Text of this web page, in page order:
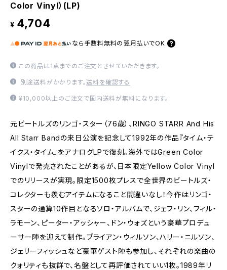
Color Vinyl）(LP)
¥ 4,704
なら 手数料無料の 翌月払いでOK
この商品は1点までのご注文とさせていただきます。
別途送料がかかります。送料を確認する
¥10,000以上のご注文で国内送料が無料になります。
元ビートルズのリンゴ・スター（76歳）、RINGO STARR And His
All Starr Bandの来日公演を記念して1992年の作品『タイム・テ
イクス・タイム』をアナログLPで復刻。海外ではGreen Color
Vinylで発売されたことがあるが、日本限定Yellow Color Vinyl
でのリリースが実現。限定1500枚プレスで全世界のビートルズ・
コレクターも羨むアイテムになること間違いなし！今作はリンゴ・
スターの通算10作目となるソロ・アルバムで、ジェフ・リン、フィル・
ラモーン、ピーター・アッシャー、ドン・ウォズという豪華プロデュ
ーサー陣を迎えて制作。ブライアン・ウィルソン、ハリー・ニルソン、
ジェリーフィッシュなど豪華ゲスト陣も参加し、それぞれの楽曲の
クォリティも抜群で、名盤として再評価されていい1枚。1989年リ